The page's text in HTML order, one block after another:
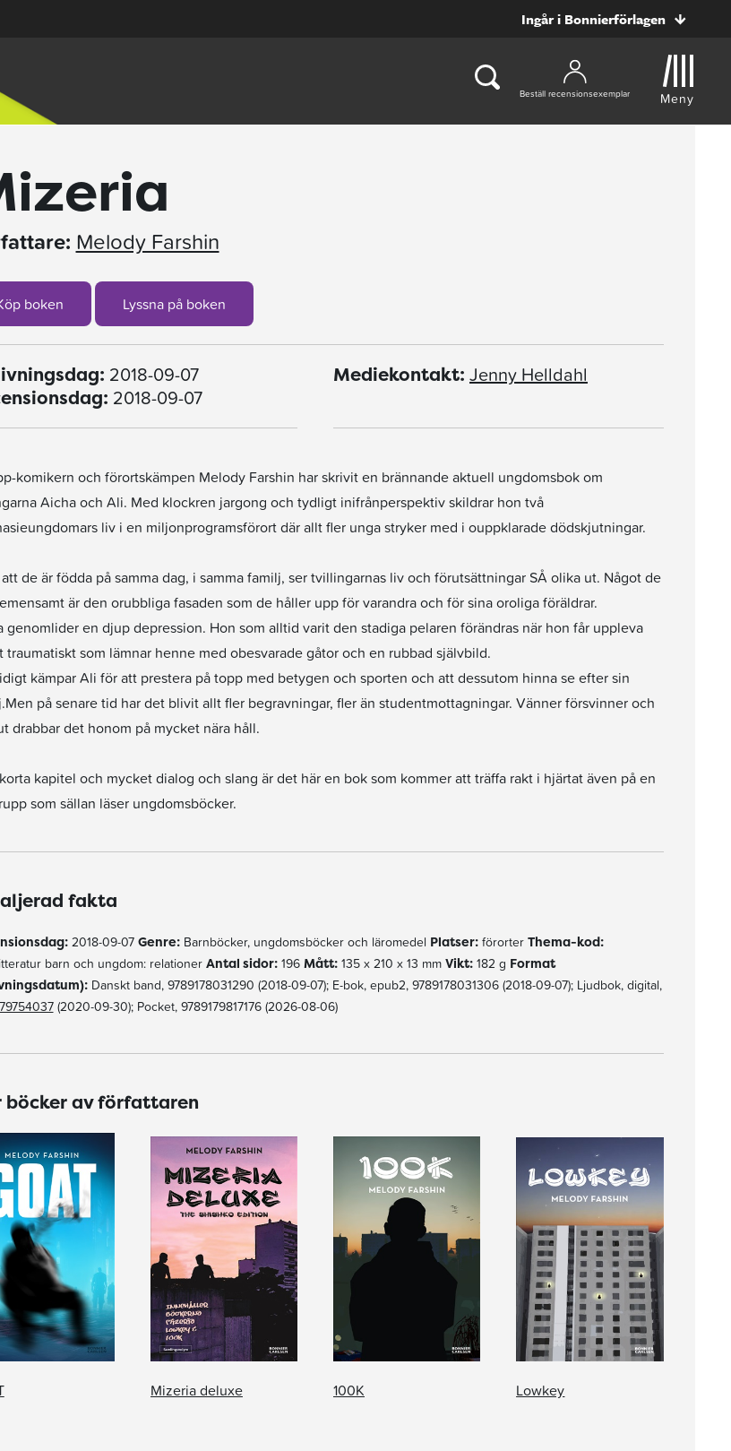
Ingår i Bonnierförlagen
Beställ recensionsexemplar Meny
Melody Farshin
boken Lyssna på boken
2018-09-07
2018-09-07
Mediekontakt: Jenny Helldahl
komikern och förortskämpen Melody Farshin har skrivit en brännande aktuell ungdomsbok om
Aicha och Ali. Med klockren jargong och tydligt inifrånperspektiv skildrar hon två
liv i en miljonprogramsförort där allt fler unga stryker med i ouppklarade dödskjutningar.
de är födda på samma dag, i samma familj, ser tvillingarnas liv och förutsättningar SÅ olika ut. Något de
är den orubbliga fasaden som de håller upp för varandra och för sina oroliga föräldrar.
genomlider en djup depression. Hon som alltid varit den stadiga pelaren förändras när hon får uppleva
traumatiskt som lämnar henne med obesvarade gåtor och en rubbad självbild.
kämpar Ali för att prestera på topp med betygen och sporten och att dessutom hinna se efter sin
på senare tid har det blivit allt fler begravningar, fler än studentmottagningar. Vänner försvinner och
drabbar det honom på mycket nära håll.
kapitel och mycket dialog och slang är det här en bok som kommer att träffa rakt i hjärtat även på en
som sällan läser ungdomsböcker.
fakta
2018-09-07 Genre:Barnböcker, ungdomsböcker och läromedel Platser:förorter Thema-kod:
barn och ungdom: relationer Antal sidor:196 Mått:135 x 210 x 13 mm Vikt:182 g Format
Danskt band, 9789178031290 (2018-09-07); E-bok, epub2, 9789178031306 (2018-09-07); Ljudbok, digital,
(2020-09-30); Pocket, 9789179817176 (2026-08-06)
böcker av författaren
Mizeria deluxe 100K Lowkey